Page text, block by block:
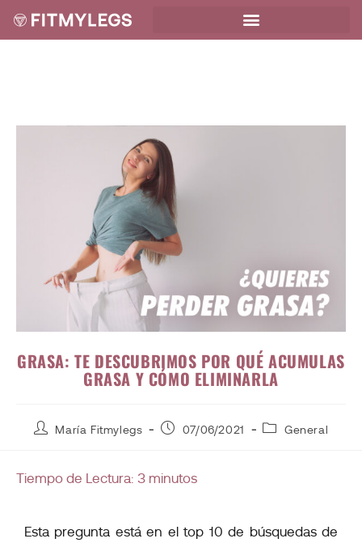
GRASA: TE DESCUBRIMOS POR QUÉ ACUMULAS
GRASA Y CÓMO ELIMINARLA
María Fitmylegs 07/06/2021 General
Tiempo de Lectura: 3 minutos
Esta pregunta está en el top 10 de búsquedas de